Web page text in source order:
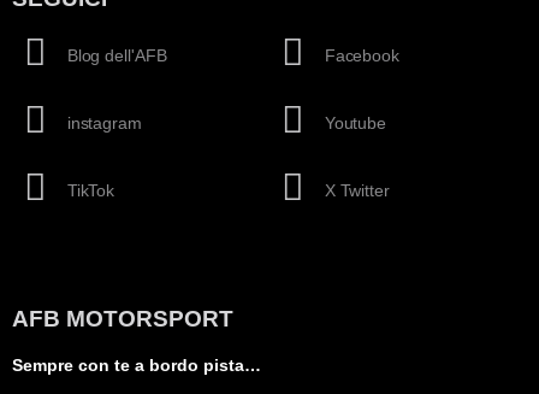
Blog dell'AFB
instagram
TikTok
Facebook
Youtube
X Twitter
AFB MOTORSPORT
Sempre con te a bordo pista…